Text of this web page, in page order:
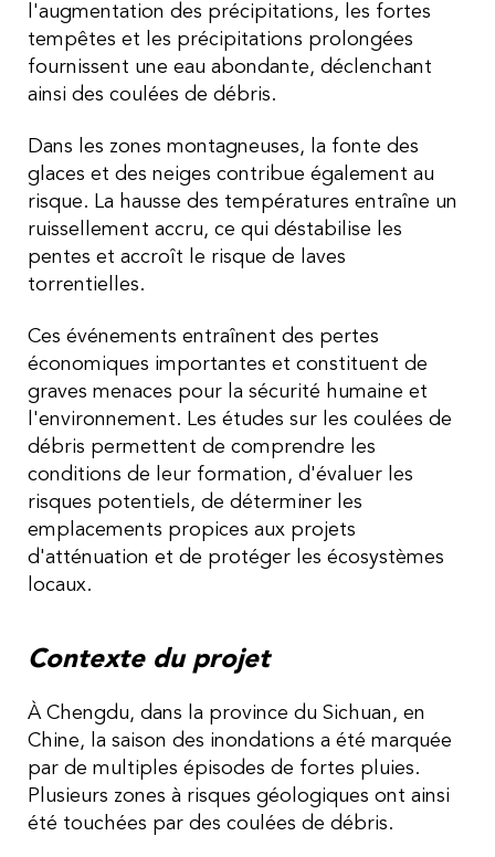
l'augmentation des précipitations, les fortes
tempêtes et les précipitations prolongées
fournissent une eau abondante, déclenchant
ainsi des coulées de débris.
Dans les zones montagneuses, la fonte des
glaces et des neiges contribue également au
risque. La hausse des températures entraîne un
ruissellement accru, ce qui déstabilise les
pentes et accroît le risque de laves
torrentielles.
Ces événements entraînent des pertes
économiques importantes et constituent de
graves menaces pour la sécurité humaine et
l'environnement. Les études sur les coulées de
débris permettent de comprendre les
conditions de leur formation, d'évaluer les
risques potentiels, de déterminer les
emplacements propices aux projets
d'atténuation et de protéger les écosystèmes
locaux.
Contexte du projet
À Chengdu, dans la province du Sichuan, en
Chine, la saison des inondations a été marquée
par de multiples épisodes de fortes pluies.
Plusieurs zones à risques géologiques ont ainsi
été touchées par des coulées de débris.